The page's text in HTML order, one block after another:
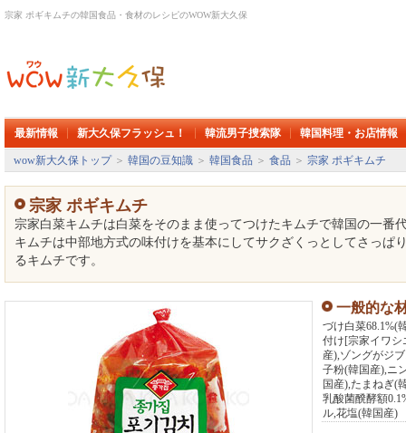
宗家 ポギキムチの韓国食品・食材のレシピのWOW新大久保
最新情報 新大久保フラッシュ！ 韓流男子捜索隊 韓国料理・お店情報
wow新大久保トップ＞ 韓国の豆知識 ＞ 韓国食品 ＞ 食品 ＞ 宗家 ポギキムチ
宗家 ポギキムチ
宗家白菜キムチは白菜をそのまま使ってつけたキムチで韓国の一番
キムチは中部地方式の味付けを基本にしてサクざくっとしてさっぱ
るキムチです。
一般的な
づけ白菜68.1%(
付け[宗家イワシ
産),ゾングがジ
子粉(韓国産),ニ
国産),たまねぎ(
乳酸菌醗酵額
ル,花塩(韓国産)